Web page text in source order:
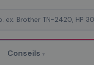
Conseils ▾